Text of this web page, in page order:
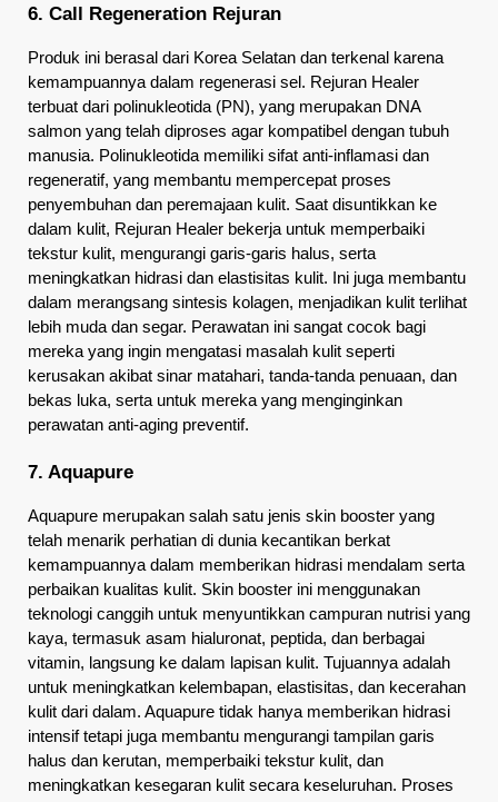
6. Call Regeneration Rejuran
Produk ini berasal dari Korea Selatan dan terkenal karena
kemampuannya dalam regenerasi sel. Rejuran Healer
terbuat dari polinukleotida (PN), yang merupakan DNA
salmon yang telah diproses agar kompatibel dengan tubuh
manusia. Polinukleotida memiliki sifat anti-inflamasi dan
regeneratif, yang membantu mempercepat proses
penyembuhan dan peremajaan kulit. Saat disuntikkan ke
dalam kulit, Rejuran Healer bekerja untuk memperbaiki
tekstur kulit, mengurangi garis-garis halus, serta
meningkatkan hidrasi dan elastisitas kulit. Ini juga membantu
dalam merangsang sintesis kolagen, menjadikan kulit terlihat
lebih muda dan segar. Perawatan ini sangat cocok bagi
mereka yang ingin mengatasi masalah kulit seperti
kerusakan akibat sinar matahari, tanda-tanda penuaan, dan
bekas luka, serta untuk mereka yang menginginkan
perawatan anti-aging preventif.
7. Aquapure
Aquapure merupakan salah satu jenis skin booster yang
telah menarik perhatian di dunia kecantikan berkat
kemampuannya dalam memberikan hidrasi mendalam serta
perbaikan kualitas kulit. Skin booster ini menggunakan
teknologi canggih untuk menyuntikkan campuran nutrisi yang
kaya, termasuk asam hialuronat, peptida, dan berbagai
vitamin, langsung ke dalam lapisan kulit. Tujuannya adalah
untuk meningkatkan kelembapan, elastisitas, dan kecerahan
kulit dari dalam. Aquapure tidak hanya memberikan hidrasi
intensif tetapi juga membantu mengurangi tampilan garis
halus dan kerutan, memperbaiki tekstur kulit, dan
meningkatkan kesegaran kulit secara keseluruhan. Proses